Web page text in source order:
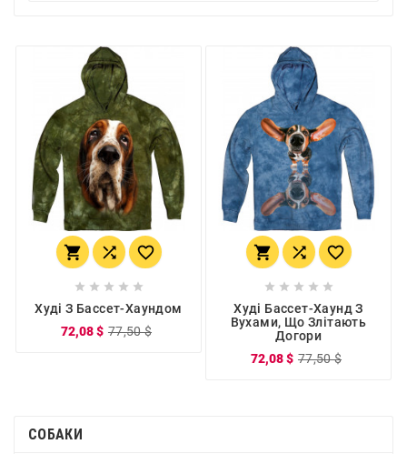
  
    
Худі З Бассет-Хаундом
72,08 $ 77,50 $
  
    
Худі Бассет-Хаунд З
Вухами, Що Злітають
Догори
72,08 $ 77,50 $
СОБАКИ